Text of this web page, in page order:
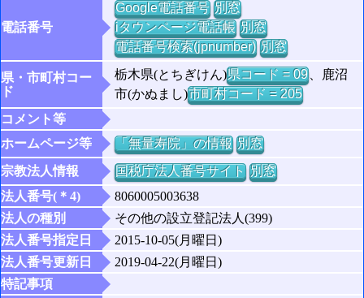
電話番号
Google電話番号 別窓
iタウンページ電話帳 別窓
電話番号検索(jpnumber) 別窓
県・市町村コー
ド
栃木県(とちぎけん)県コード = 09、鹿沼
市(かぬまし)市町村コード = 205
コメント等
ホームページ等
「無量寿院」の情報 別窓
宗教法人情報
国税庁法人番号サイト 別窓
法人番号(＊4)
8060005003638
法人の種別
その他の設立登記法人(399)
法人番号指定日
2015-10-05(月曜日)
法人番号更新日
2019-04-22(月曜日)
特記事項